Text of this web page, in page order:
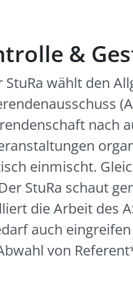
&
StuRa wählt den
nach
einmischt.
StuRa schaut
die Arbeit des
auch
von